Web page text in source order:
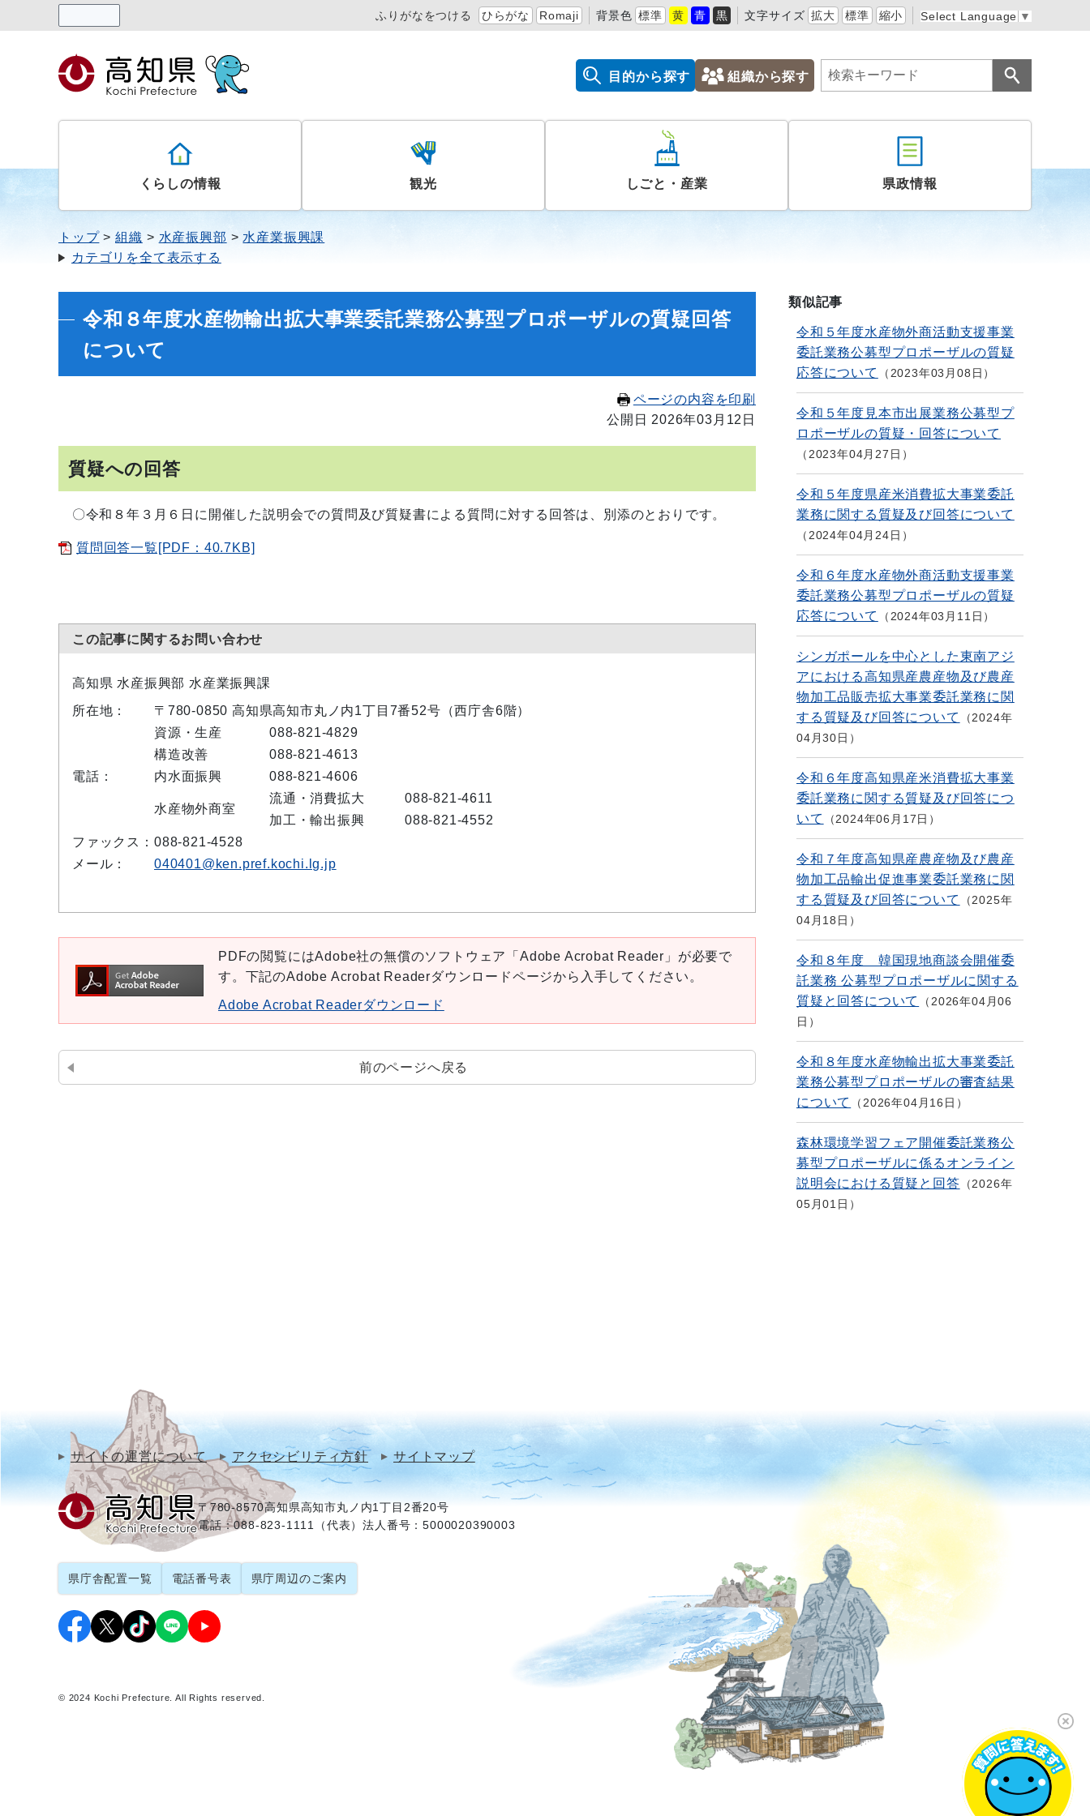
ふりがなをつける ひらがな Romaji 背景色 標準 黄 青 黒 文字サイズ 拡大 標準 縮小 Select Language ▼
目的から探す 組織から探す
くらしの情報 観光 しごと・産業 県政情報
トップ 組織 水産振興部
水産業振興課
カテゴリを全て表示する
令和８年度水産物輸出拡大事業委託業務公募型プロポーザルの質疑回答
について
ページの内容を印刷
公開日 2026年03月12日
質疑への回答
〇令和８年３月６日に開催した説明会での質問及び質疑書による質問に対する回答は、別添のとおりです。
質問回答一覧[PDF：40.7KB]
この記事に関するお問い合わせ
高知県 水産振興部 水産業振興課
所在地：
〒780-0850 高知県高知市丸ノ内1丁目7番52号（西庁舎6階）
電話：
資源・生産
088-821-4829
構造改善
088-821-4613
内水面振興
088-821-4606
水産物外商室
流通・消費拡大
088-821-4611
加工・輸出振興
088-821-4552
ファックス： 088-821-4528
メール：
040401@ken.pref.kochi.lg.jp
PDFの閲覧にはAdobe社の無償のソフトウェア「Adobe Acrobat Reader」が必要で
す。下記のAdobe Acrobat Readerダウンロードページから入手してください。
Adobe Acrobat Readerダウンロード
前のページへ戻る
類似記事
令和５年度水産物外商活動支援事業
委託業務公募型プロポーザルの質疑
応答について
2023年03月08日
令和５年度見本市出展業務公募型プ
ロポーザルの質疑・回答について
2023年04月27日
令和５年度県産米消費拡大事業委託
業務に関する質疑及び回答について
2024年04月24日
令和６年度水産物外商活動支援事業
委託業務公募型プロポーザルの質疑
応答について
2024年03月11日
シンガポールを中心とした東南アジ
アにおける高知県産農産物及び農産
物加工品販売拡大事業委託業務に関
する質疑及び回答について
2024年
04月30日
令和６年度高知県産米消費拡大事業
委託業務に関する質疑及び回答につ
いて
2024年06月17日
令和７年度高知県産農産物及び農産
物加工品輸出促進事業委託業務に関
する質疑及び回答について
2025年
04月18日
令和８年度 韓国現地商談会開催委
託業務 公募型プロポーザルに関する
質疑と回答について
2026年04月06
日
令和８年度水産物輸出拡大事業委託
業務公募型プロポーザルの審査結果
について
2026年04月16日
森林環境学習フェア開催委託業務公
募型プロポーザルに係るオンライン
説明会における質疑と回答
2026年
05月01日
サイトの運営について アクセシビリティ方針 サイトマップ
〒780-8570高知県高知市丸ノ内1丁目2番20号
電話：088-823-1111（代表）法人番号：5000020390003
県庁舎配置一覧 電話番号表 県庁周辺のご案内
© 2024 Kochi Prefecture. All Rights reserved.